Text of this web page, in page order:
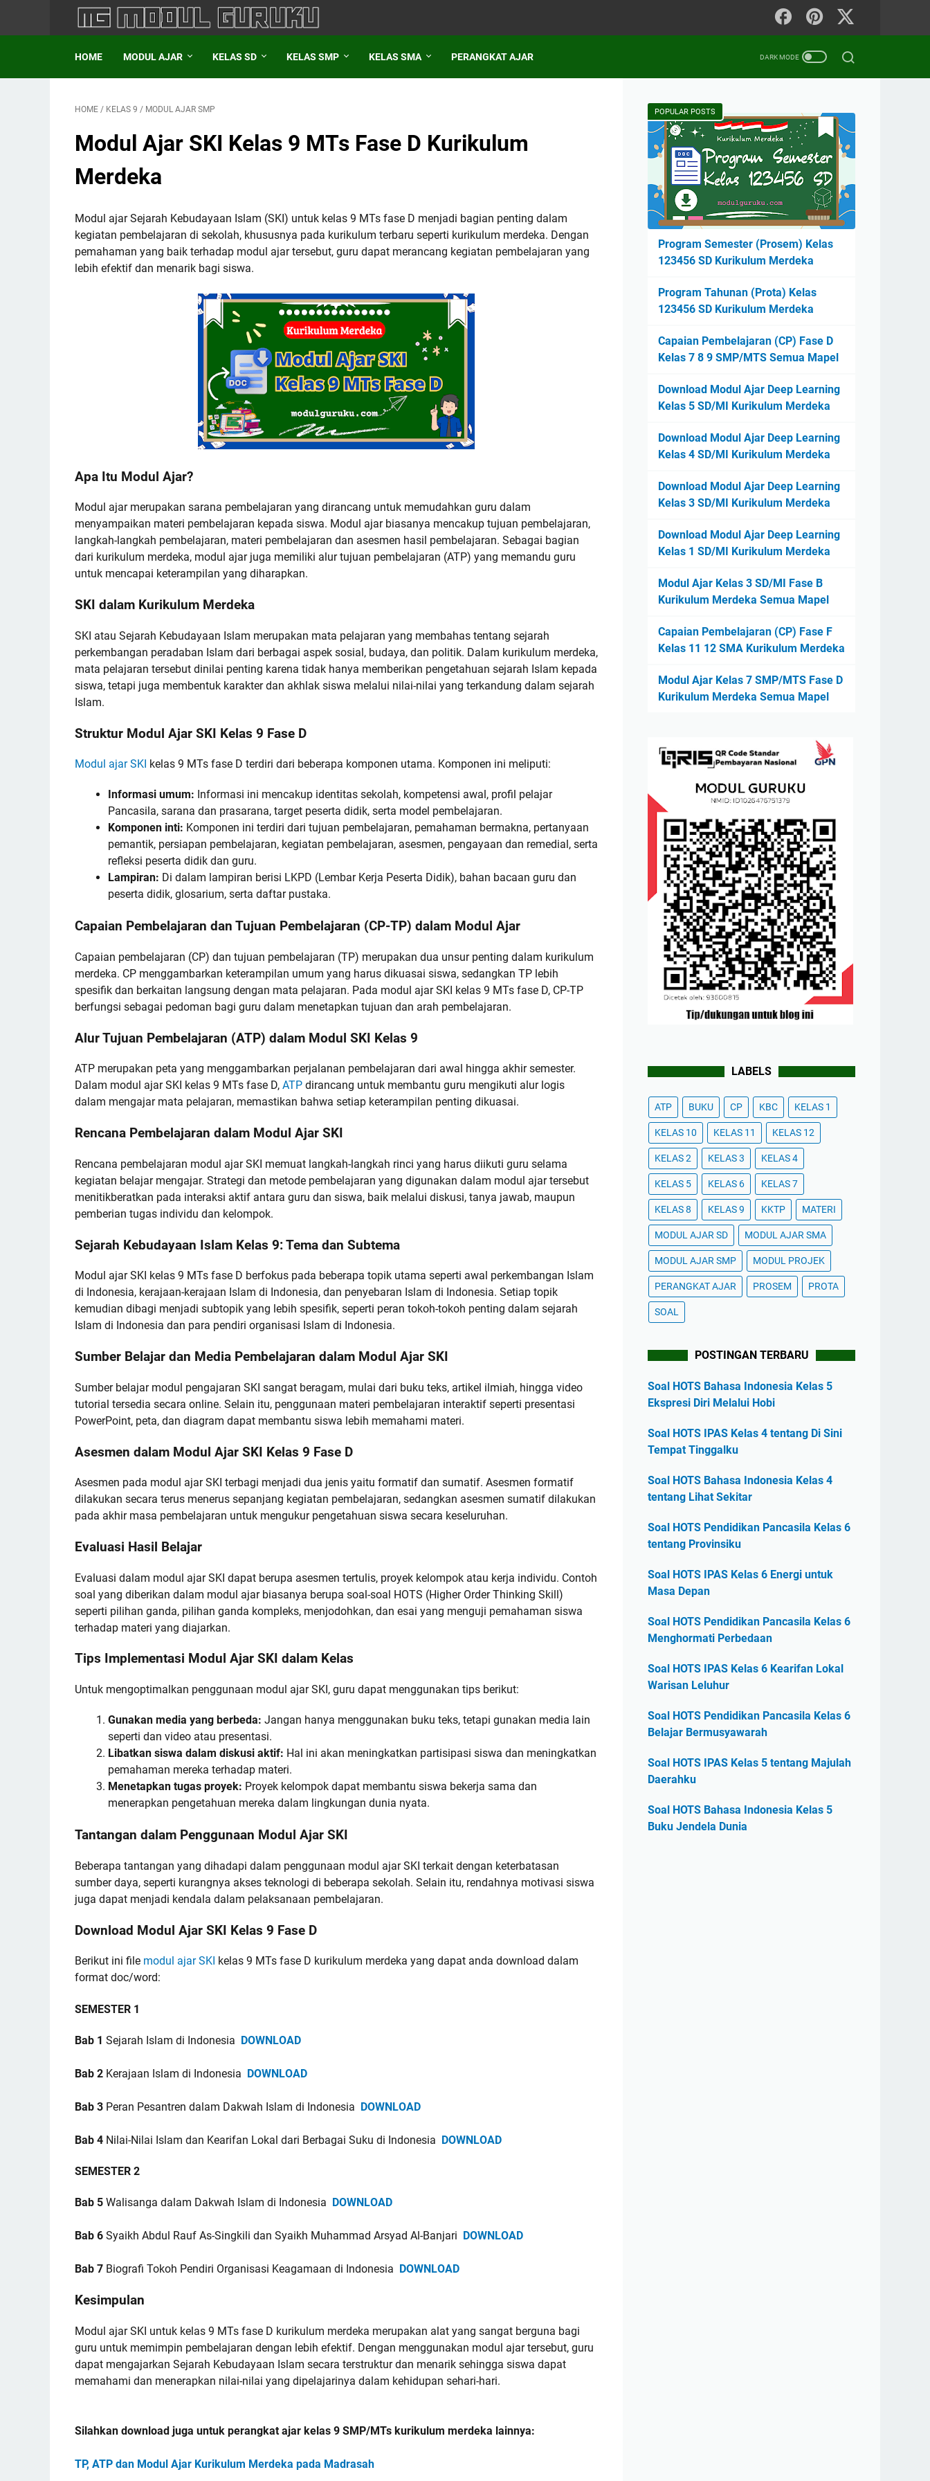
HOME MODUL AJAR KELAS SD KELAS SMP KELAS SMA PERANGKAT AJAR
HOME / KELAS 9 / MODUL AJAR SMP
Modul Ajar SKI Kelas 9 MTs Fase D Kurikulum
Merdeka
Modul ajar Sejarah Kebudayaan Islam (SKI) untuk kelas 9 MTs fase D menjadi bagian penting dalam
kegiatan pembelajaran di sekolah, khususnya pada kurikulum terbaru seperti kurikulum merdeka. Dengan
pemahaman yang baik terhadap modul ajar tersebut, guru dapat merancang kegiatan pembelajaran yang
lebih efektif dan menarik bagi siswa.
Apa Itu Modul Ajar?
Modul ajar merupakan sarana pembelajaran yang dirancang untuk memudahkan guru dalam
menyampaikan materi pembelajaran kepada siswa. Modul ajar biasanya mencakup tujuan pembelajaran,
langkah-langkah pembelajaran, materi pembelajaran dan asesmen hasil pembelajaran. Sebagai bagian
dari kurikulum merdeka, modul ajar juga memiliki alur tujuan pembelajaran (ATP) yang memandu guru
untuk mencapai keterampilan yang diharapkan.
SKI dalam Kurikulum Merdeka
SKI atau Sejarah Kebudayaan Islam merupakan mata pelajaran yang membahas tentang sejarah
perkembangan peradaban Islam dari berbagai aspek sosial, budaya, dan politik. Dalam kurikulum merdeka,
mata pelajaran tersebut dinilai penting karena tidak hanya memberikan pengetahuan sejarah Islam kepada
siswa, tetapi juga membentuk karakter dan akhlak siswa melalui nilai-nilai yang terkandung dalam sejarah
Islam.
Struktur Modul Ajar SKI Kelas 9 Fase D
Modul ajar SKI kelas 9 MTs fase D terdiri dari beberapa komponen utama. Komponen ini meliputi:
Informasi umum: Informasi ini mencakup identitas sekolah, kompetensi awal, profil pelajar
Pancasila, sarana dan prasarana, target peserta didik, serta model pembelajaran.
Komponen inti: Komponen ini terdiri dari tujuan pembelajaran, pemahaman bermakna, pertanyaan
pemantik, persiapan pembelajaran, kegiatan pembelajaran, asesmen, pengayaan dan remedial, serta
refleksi peserta didik dan guru.
Lampiran: Di dalam lampiran berisi LKPD (Lembar Kerja Peserta Didik), bahan bacaan guru dan
peserta didik, glosarium, serta daftar pustaka.
Capaian Pembelajaran dan Tujuan Pembelajaran (CP-TP) dalam Modul Ajar
Capaian pembelajaran (CP) dan tujuan pembelajaran (TP) merupakan dua unsur penting dalam kurikulum
merdeka. CP menggambarkan keterampilan umum yang harus dikuasai siswa, sedangkan TP lebih
spesifik dan berkaitan langsung dengan mata pelajaran. Pada modul ajar SKI kelas 9 MTs fase D, CP-TP
berfungsi sebagai pedoman bagi guru dalam menetapkan tujuan dan arah pembelajaran.
Alur Tujuan Pembelajaran (ATP) dalam Modul SKI Kelas 9
ATP merupakan peta yang menggambarkan perjalanan pembelajaran dari awal hingga akhir semester.
Dalam modul ajar SKI kelas 9 MTs fase D, ATP dirancang untuk membantu guru mengikuti alur logis
dalam mengajar mata pelajaran, memastikan bahwa setiap keterampilan penting dikuasai.
Rencana Pembelajaran dalam Modul Ajar SKI
Rencana pembelajaran modul ajar SKI memuat langkah-langkah rinci yang harus diikuti guru selama
kegiatan belajar mengajar. Strategi dan metode pembelajaran yang digunakan dalam modul ajar tersebut
menitikberatkan pada interaksi aktif antara guru dan siswa, baik melalui diskusi, tanya jawab, maupun
pemberian tugas individu dan kelompok.
Sejarah Kebudayaan Islam Kelas 9: Tema dan Subtema
Modul ajar SKI kelas 9 MTs fase D berfokus pada beberapa topik utama seperti awal perkembangan Islam
di Indonesia, kerajaan-kerajaan Islam di Indonesia, dan penyebaran Islam di Indonesia. Setiap topik
kemudian dibagi menjadi subtopik yang lebih spesifik, seperti peran tokoh-tokoh penting dalam sejarah
Islam di Indonesia dan para pendiri organisasi Islam di Indonesia.
Sumber Belajar dan Media Pembelajaran dalam Modul Ajar SKI
Sumber belajar modul pengajaran SKI sangat beragam, mulai dari buku teks, artikel ilmiah, hingga video
tutorial tersedia secara online. Selain itu, penggunaan materi pembelajaran interaktif seperti presentasi
PowerPoint, peta, dan diagram dapat membantu siswa lebih memahami materi.
Asesmen dalam Modul Ajar SKI Kelas 9 Fase D
Asesmen pada modul ajar SKI terbagi menjadi dua jenis yaitu formatif dan sumatif. Asesmen formatif
dilakukan secara terus menerus sepanjang kegiatan pembelajaran, sedangkan asesmen sumatif dilakukan
pada akhir masa pembelajaran untuk mengukur pengetahuan siswa secara keseluruhan.
Evaluasi Hasil Belajar
Evaluasi dalam modul ajar SKI dapat berupa asesmen tertulis, proyek kelompok atau kerja individu. Contoh
soal yang diberikan dalam modul ajar biasanya berupa soal-soal HOTS (Higher Order Thinking Skill)
seperti pilihan ganda, pilihan ganda kompleks, menjodohkan, dan esai yang menguji pemahaman siswa
terhadap materi yang diajarkan.
Tips Implementasi Modul Ajar SKI dalam Kelas
Untuk mengoptimalkan penggunaan modul ajar SKI, guru dapat menggunakan tips berikut:
Gunakan media yang berbeda: Jangan hanya menggunakan buku teks, tetapi gunakan media lain
seperti dan video atau presentasi.
Libatkan siswa dalam diskusi aktif: Hal ini akan meningkatkan partisipasi siswa dan meningkatkan
pemahaman mereka terhadap materi.
Menetapkan tugas proyek: Proyek kelompok dapat membantu siswa bekerja sama dan
menerapkan pengetahuan mereka dalam lingkungan dunia nyata.
Tantangan dalam Penggunaan Modul Ajar SKI
Beberapa tantangan yang dihadapi dalam penggunaan modul ajar SKI terkait dengan keterbatasan
sumber daya, seperti kurangnya akses teknologi di beberapa sekolah. Selain itu, rendahnya motivasi siswa
juga dapat menjadi kendala dalam pelaksanaan pembelajaran.
Download Modul Ajar SKI Kelas 9 Fase D
Berikut ini file modul ajar SKI kelas 9 MTs fase D kurikulum merdeka yang dapat anda download dalam
format doc/word:
SEMESTER 1
Bab 1 Sejarah Islam di Indonesia DOWNLOAD
Bab 2 Kerajaan Islam di Indonesia DOWNLOAD
Bab 3 Peran Pesantren dalam Dakwah Islam di Indonesia DOWNLOAD
Bab 4 Nilai-Nilai Islam dan Kearifan Lokal dari Berbagai Suku di Indonesia DOWNLOAD
SEMESTER 2
Bab 5 Walisanga dalam Dakwah Islam di Indonesia DOWNLOAD
Bab 6 Syaikh Abdul Rauf As-Singkili dan Syaikh Muhammad Arsyad Al-Banjari DOWNLOAD
Bab 7 Biografi Tokoh Pendiri Organisasi Keagamaan di Indonesia DOWNLOAD
Kesimpulan
Modul ajar SKI untuk kelas 9 MTs fase D kurikulum merdeka merupakan alat yang sangat berguna bagi
guru untuk memimpin pembelajaran dengan lebih efektif. Dengan menggunakan modul ajar tersebut, guru
dapat mengajarkan Sejarah Kebudayaan Islam secara terstruktur dan menarik sehingga siswa dapat
memahami dan menerapkan nilai-nilai yang dipelajarinya dalam kehidupan sehari-hari.
Silahkan download juga untuk perangkat ajar kelas 9 SMP/MTs kurikulum merdeka lainnya:
TP, ATP dan Modul Ajar Kurikulum Merdeka pada Madrasah
POPULAR POSTS
Program Semester (Prosem) Kelas
123456 SD Kurikulum Merdeka
Program Tahunan (Prota) Kelas
123456 SD Kurikulum Merdeka
Capaian Pembelajaran (CP) Fase D
Kelas 7 8 9 SMP/MTS Semua Mapel
Download Modul Ajar Deep Learning
Kelas 5 SD/MI Kurikulum Merdeka
Download Modul Ajar Deep Learning
Kelas 4 SD/MI Kurikulum Merdeka
Download Modul Ajar Deep Learning
Kelas 3 SD/MI Kurikulum Merdeka
Download Modul Ajar Deep Learning
Kelas 1 SD/MI Kurikulum Merdeka
Modul Ajar Kelas 3 SD/MI Fase B
Kurikulum Merdeka Semua Mapel
Capaian Pembelajaran (CP) Fase F
Kelas 11 12 SMA Kurikulum Merdeka
Modul Ajar Kelas 7 SMP/MTS Fase D
Kurikulum Merdeka Semua Mapel
LABELS
ATP BUKU CP KBC KELAS 1
KELAS 10 KELAS 11 KELAS 12
KELAS 2 KELAS 3 KELAS 4
KELAS 5 KELAS 6 KELAS 7
KELAS 8 KELAS 9 KKTP MATERI
MODUL AJAR SD MODUL AJAR SMA
MODUL AJAR SMP MODUL PROJEK
PERANGKAT AJAR PROSEM PROTA
SOAL
POSTINGAN TERBARU
Soal HOTS Bahasa Indonesia Kelas 5
Ekspresi Diri Melalui Hobi
Soal HOTS IPAS Kelas 4 tentang Di Sini
Tempat Tinggalku
Soal HOTS Bahasa Indonesia Kelas 4
tentang Lihat Sekitar
Soal HOTS Pendidikan Pancasila Kelas 6
tentang Provinsiku
Soal HOTS IPAS Kelas 6 Energi untuk
Masa Depan
Soal HOTS Pendidikan Pancasila Kelas 6
Menghormati Perbedaan
Soal HOTS IPAS Kelas 6 Kearifan Lokal
Warisan Leluhur
Soal HOTS Pendidikan Pancasila Kelas 6
Belajar Bermusyawarah
Soal HOTS IPAS Kelas 5 tentang Majulah
Daerahku
Soal HOTS Bahasa Indonesia Kelas 5
Buku Jendela Dunia